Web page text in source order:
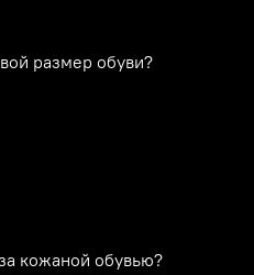
размер обуви?
кожаной обувью?